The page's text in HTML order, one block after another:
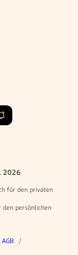
2026
für den privaten
den persönlichen
AGB